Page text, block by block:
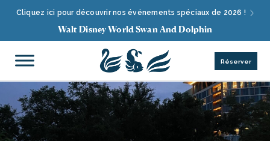
Cliquez ici pour découvrir nos événements spéciaux de 2026 !
Walt Disney World Swan And Dolphin
Réserver